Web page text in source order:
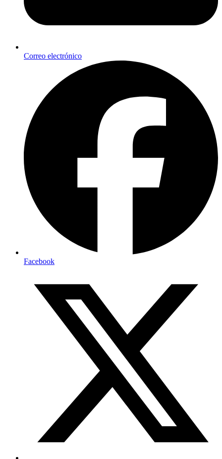
Correo electrónico
Facebook